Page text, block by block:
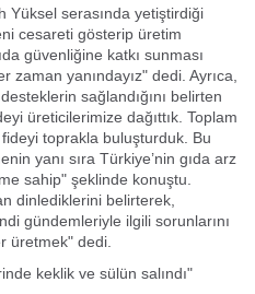
Yüksel serasında yetiştirdiği
cesareti gösterip üretim
güvenliğine katkı sunması
yanındayız" dedi. Ayrıca,
sağlandığını belirten
üreticilerimize dağıttık. Toplam
toprakla buluşturduk. Bu
yanı sıra Türkiye’nin gıda arz
sahip" şeklinde konuştu.
dinlediklerini belirterek,
gündemleriyle ilgili sorunlarını
üretmek" dedi.
keklik ve sülün salındı"